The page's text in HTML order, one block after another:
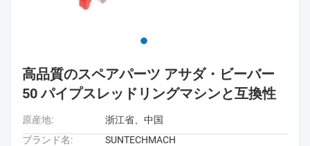
高品質のスペアパーツ アサダ・ビーバー
50 パイプスレッドリングマシンと互換性
原産地:
浙江省、中国
ブランド名:
SUNTECHMACH